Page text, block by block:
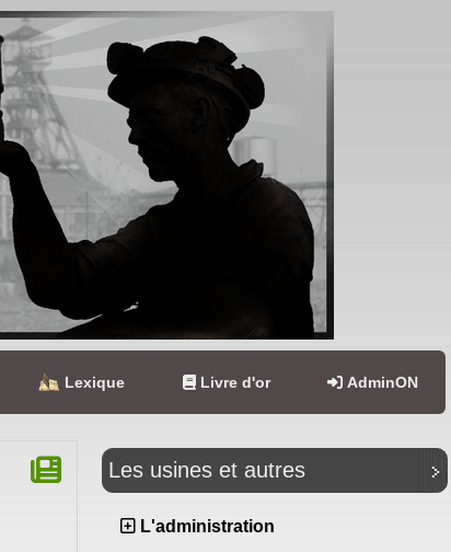
Lexique Livre d'or AdminON
Les usines et autres
L'administration